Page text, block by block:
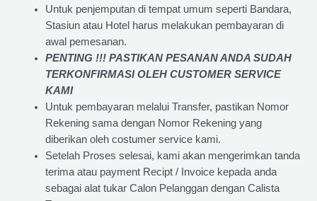
Untuk penjemputan di tempat umum seperti Bandara,
Stasiun atau Hotel harus melakukan pembayaran di
awal pemesanan.
PENTING !!! PASTIKAN PESANAN ANDA SUDAH
TERKONFIRMASI OLEH CUSTOMER SERVICE
KAMI
Untuk pembayaran melalui Transfer, pastikan Nomor
Rekening sama dengan Nomor Rekening yang
diberikan oleh costumer service kami.
Setelah Proses selesai, kami akan mengerimkan tanda
terima atau payment Recipt / Invoice kepada anda
sebagai alat tukar Calon Pelanggan dengan Calista